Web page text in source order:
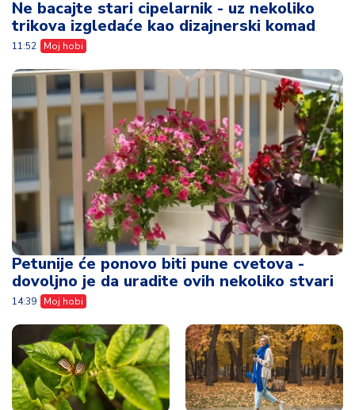
Ne bacajte stari cipelarnik - uz nekoliko
trikova izgledaće kao dizajnerski komad
11:52 Moj hobi
Petunije će ponovo biti pune cvetova -
dovoljno je da uradite ovih nekoliko stvari
14:39 Moj hobi